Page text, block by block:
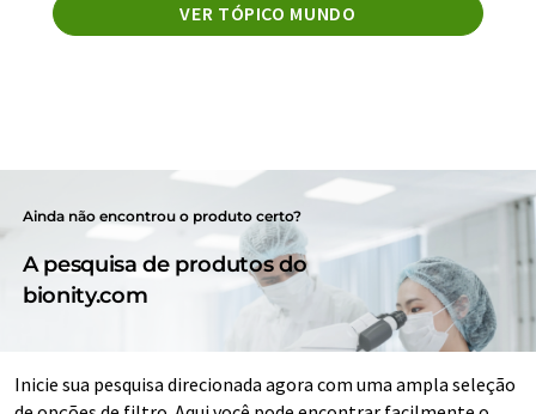
VER TÓPICO MUNDO
Ainda não encontrou o produto certo?
A pesquisa de produtos do
bionity.com
Inicie sua pesquisa direcionada agora com uma ampla seleção